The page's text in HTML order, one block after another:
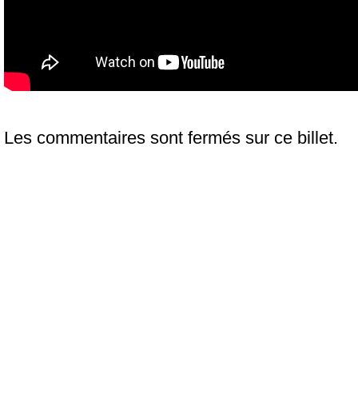
Les commentaires sont fermés sur ce billet.